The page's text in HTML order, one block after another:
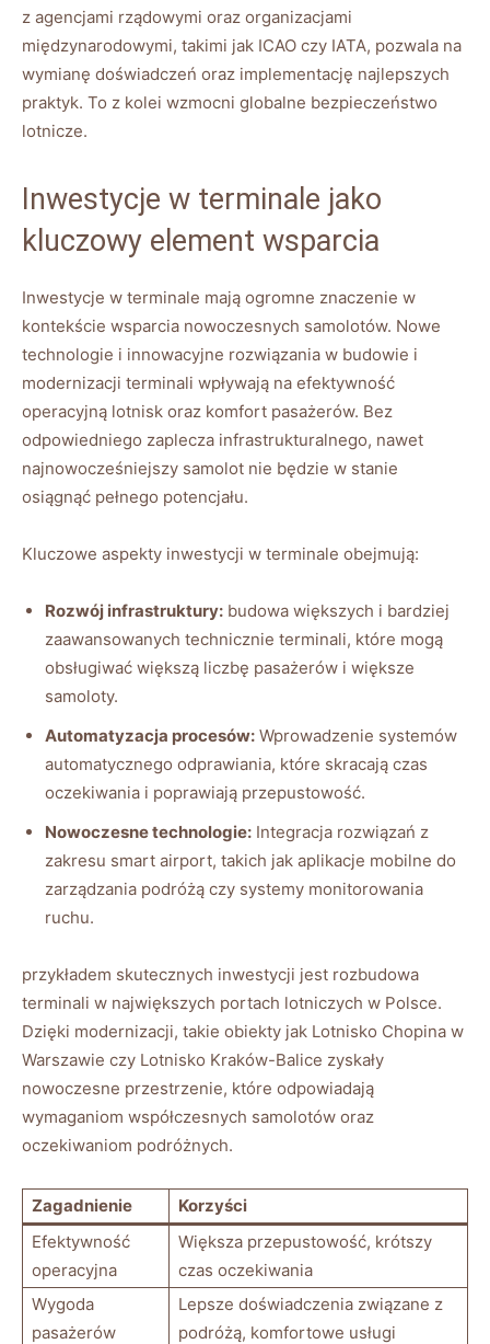
z agencjami rządowymi oraz organizacjami
międzynarodowymi, takimi jak ICAO czy IATA, pozwala na
wymianę doświadczeń oraz implementację najlepszych
praktyk. To z kolei wzmocni globalne bezpieczeństwo
lotnicze.
Inwestycje w terminale jako
kluczowy element wsparcia
Inwestycje w terminale mają ogromne znaczenie w
kontekście wsparcia nowoczesnych samolotów. Nowe
technologie i innowacyjne rozwiązania w budowie i
modernizacji terminali wpływają na efektywność
operacyjną lotnisk oraz komfort pasażerów. Bez
odpowiedniego zaplecza infrastrukturalnego, nawet
najnowocześniejszy samolot nie będzie w stanie
osiągnąć pełnego potencjału.
Kluczowe aspekty inwestycji w terminale obejmują:
Rozwój infrastruktury: budowa większych i bardziej
zaawansowanych technicznie terminali, które mogą
obsługiwać większą liczbę pasażerów i większe
samoloty.
Automatyzacja procesów: Wprowadzenie systemów
automatycznego odprawiania, które skracają czas
oczekiwania i poprawiają przepustowość.
Nowoczesne technologie: Integracja rozwiązań z
zakresu smart airport, takich jak aplikacje mobilne do
zarządzania podróżą czy systemy monitorowania
ruchu.
przykładem skutecznych inwestycji jest rozbudowa
terminali w największych portach lotniczych w Polsce.
Dzięki modernizacji, takie obiekty jak Lotnisko Chopina w
Warszawie czy Lotnisko Kraków-Balice zyskały
nowoczesne przestrzenie, które odpowiadają
wymaganiom współczesnych samolotów oraz
oczekiwaniom podróżnych.
Zagadnienie
Korzyści
Efektywność
operacyjna
Większa przepustowość, krótszy
czas oczekiwania
Wygoda
pasażerów
Lepsze doświadczenia związane z
podróżą, komfortowe usługi